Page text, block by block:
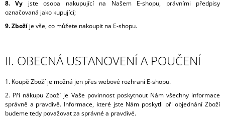
8. Vy jste osoba nakupující na Našem E-shopu, právními předpisy
označovaná jako kupující;
9. Zboží je vše, co můžete nakoupit na E-shopu.
II. OBECNÁ USTANOVENÍ A POUČENÍ
1. Koupě Zboží je možná jen přes webové rozhraní E-shopu.
2. Při nákupu Zboží je Vaše povinnost poskytnout Nám všechny informace
správně a pravdivě. Informace, které jste Nám poskytli při objednání Zboží
budeme tedy považovat za správné a pravdivé.